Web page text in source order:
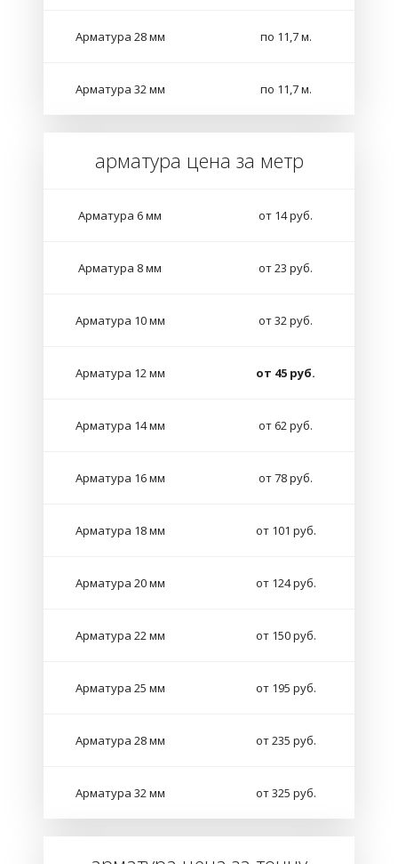
Арматура 28 мм по 11,7 м.
Арматура 32 мм по 11,7 м.
арматура цена за метр
Арматура 6 мм от 14 руб.
Арматура 8 мм от 23 руб.
Арматура 10 мм от 32 руб.
Арматура 12 мм от 45 руб.
Арматура 14 мм от 62 руб.
Арматура 16 мм от 78 руб.
Арматура 18 мм от 101 руб.
Арматура 20 мм от 124 руб.
Арматура 22 мм от 150 руб.
Арматура 25 мм от 195 руб.
Арматура 28 мм от 235 руб.
Арматура 32 мм от 325 руб.